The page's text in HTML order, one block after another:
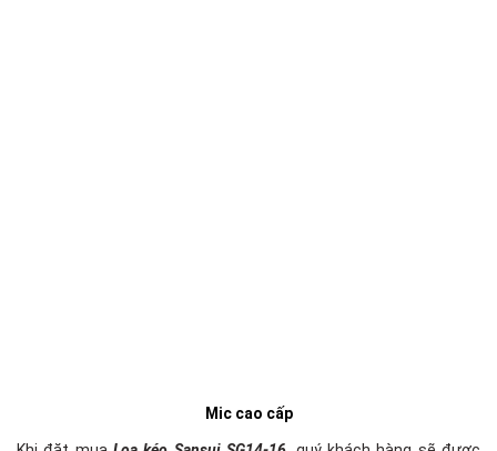
Mic cao cấp